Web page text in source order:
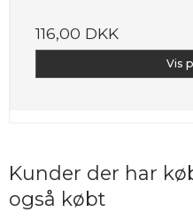
116,00 DKK
Vis
Kunder der har
også købt